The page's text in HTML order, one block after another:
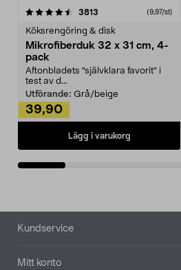
3813 (9,97/st)
Köksrengöring & disk
Mikrofiberduk 32 x 31 cm, 4-
pack
Aftonbladets "självklara favorit” i
test av d...
Utförande: Grå/beige
39,90
Lägg i varukorg
4.0av 5 stjärnor
Sidfot
Kundservice
Mitt konto